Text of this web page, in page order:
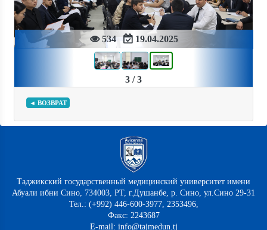
534 19.04.2025
3 / 3
◄ ВОЗВРАТ
Таджикский государственный медицинский университет имени
Абуали ибни Сино, 734003, РТ, г.Душанбе, р. Сино, ул.Сино 29-31
Тел.: (+992) 446-600-3977, 2353496,
Факс: 2243687
E-mail: info@tajmedun.tj